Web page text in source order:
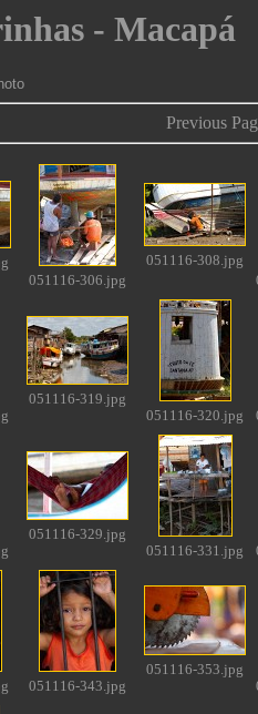
- Macapá
Previous
051116-306.jpg
051116-308.jpg
051116-319.jpg
051116-320.jpg
051116-329.jpg
051116-331.jpg
051116-343.jpg
051116-353.jpg